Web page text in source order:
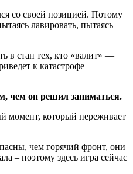
со своей позицией. Потому
лавировать, пытаясь
в стан тех, кто «валит» —
к катастрофе
чем он решил заниматься.
момент, который переживает
чем горячий фронт, они
– поэтому здесь игра сейчас